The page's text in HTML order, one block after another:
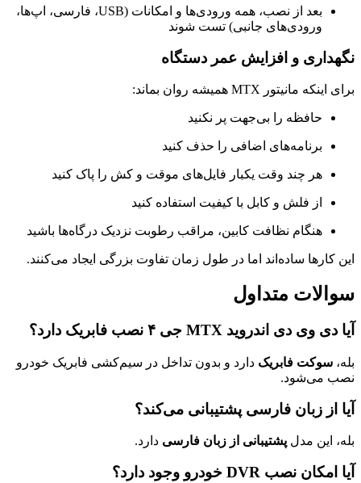
بعد از نصب، همه ورودی‌ها و امکانات (USB، فارسی، اپ‌ها،
ورودی‌های جانبی) تست شوند
نگهداری و افزایش عمر دستگاه
برای اینکه مانیتور MTX همیشه روان بماند:
حافظه را بی‌جهت پر نکنید
برنامه‌های اضافی را حذف کنید
هر چند وقت یکبار فایل‌های موقت و کش را پاک کنید
از فلش و کابل با کیفیت استفاده کنید
هنگام نظافت کابین، مراقب رطوبت نزدیک درگاه‌ها باشید
این کارها ساده‌اند اما در طول زمان تفاوت بزرگی ایجاد می‌کنند.
سوالات متداول
آیا دی وی دی اندروید MTX جی ۴ نصب فابریک دارد؟
بله، سوکت فابریک دارد و بدون تداخل در سیم‌کشی فابریک خودرو
نصب می‌شود.
آیا از زبان فارسی پشتیبانی می‌کند؟
بله، این مدل پشتیبانی از زبان فارسی دارد.
آیا امکان نصب DVR خودرو وجود دارد؟